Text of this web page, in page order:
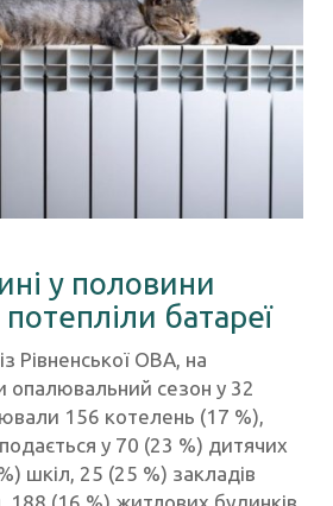
у половини
батареї
Рівненської ОВА, на
опалювальний сезон у 32
156 котелень (17 %),
у 70 (23 %) дитячих
шкіл, 25 (25 %) закладів